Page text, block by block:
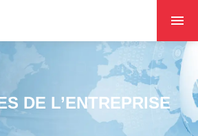
À PROPOS DE
PRODUITS
LES PROJETS
LES NOUVELLES
DE L’ENTREPRISE